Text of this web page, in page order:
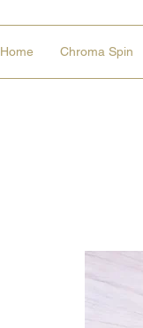
Home Chroma Spin